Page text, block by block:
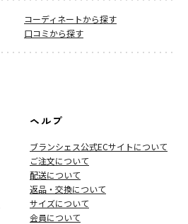
コーディネートから探す
口コミから探す
ヘルプ
ブランシェス公式ECサイトについて
ご注文について
配送について
返品・交換について
サイズについて
会員について